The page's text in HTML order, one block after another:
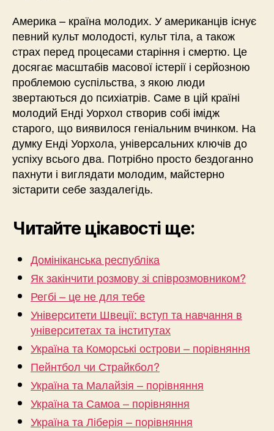
Америка – країна молодих. У американців існує
певний культ молодості, культ тіла, а також
страх перед процесами старіння і смертю. Це
досягає масштабів масової істерії і серйозною
проблемою суспільства, з якою люди
звертаються до психіатрів. Саме в цій країні
молодий Енді Уорхол створив собі імідж
старого, що виявилося геніальним вчинком. На
думку Енді Уорхола, універсальних ключів до
успіху всього два. Потрібно просто бездоганно
пахнути і виглядати молодим, майстерно
зістарити себе заздалегідь.
Читайте цікавості ще:
Домініканська республіка
Як закінчити розмову зі співрозмовником?
Регбі – це не для тебе
Університети Швеції: вступ та навчання в
університетах та інститутах
Україна та Коморські острови – порівняння
Пейнтбол чи Страйкбол?
Україна та Малайзія – порівняння
Україна та Самоа – порівняння
Україна та Ліберія – порівняння